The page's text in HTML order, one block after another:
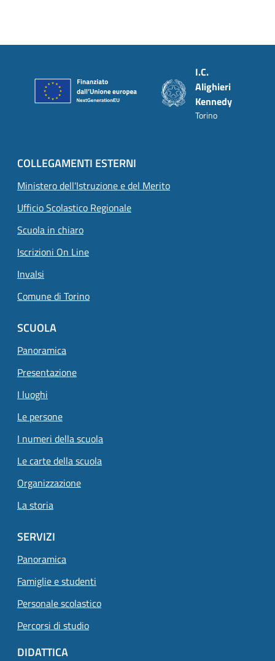
I.C.
Alighieri
Kennedy
Torino
COLLEGAMENTI ESTERNI
Ministero dell'Istruzione e del Merito
Ufficio Scolastico Regionale
Scuola in chiaro
Iscrizioni On Line
Invalsi
Comune di Torino
SCUOLA
Panoramica
Presentazione
I luoghi
Le personePagina attuale
I numeri della scuola
Le carte della scuola
Organizzazione
La storia
SERVIZI
Panoramica
Famiglie e studenti
Personale scolastico
Percorsi di studio
DIDATTICA